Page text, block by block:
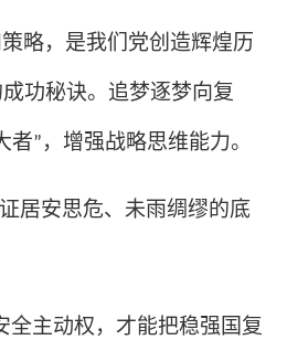
略，是我们党创造辉煌历
功秘诀。追梦逐梦向复
者” ，增强战略思维能力。
居安思危、未雨绸缪的底
全主动权，才能把稳强国复